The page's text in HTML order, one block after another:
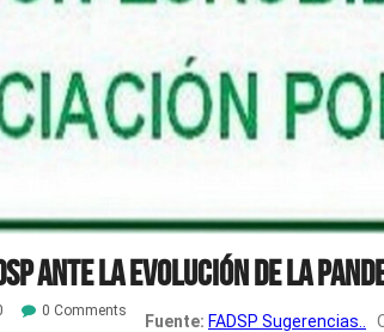
ante la evolución de la
0 Comments
Fuente: FADSP Sugerencias..